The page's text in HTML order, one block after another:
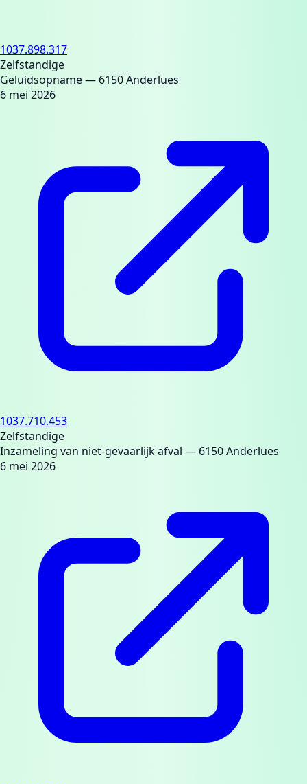
1037.898.317
Zelfstandige
Geluidsopname— 6150 Anderlues
6 mei 2026
1037.710.453
Zelfstandige
Inzameling van niet-gevaarlijk afval — 6150 Anderlues
6 mei 2026